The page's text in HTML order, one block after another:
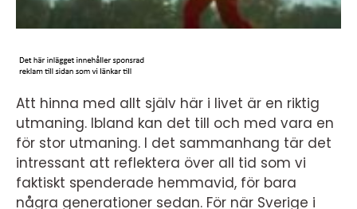
Att hinna med allt själv här i livet är en riktig
utmaning. Ibland kan det till och med vara en
för stor utmaning. I det sammanhang tär det
intressant att reflektera över all tid som vi
faktiskt spenderade hemmavid, för bara
några generationer sedan. För när Sverige i